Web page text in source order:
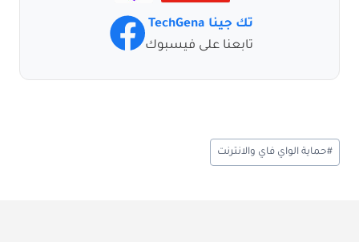
تك جينا TechGena
تابعنا على فيسبوك
وسوم
المقال:
#حماية الواي فاي والانترنت